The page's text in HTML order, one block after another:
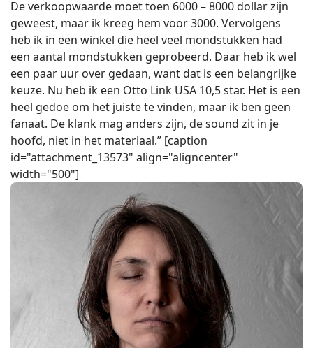
De verkoopwaarde moet toen 6000 – 8000 dollar zijn
geweest, maar ik kreeg hem voor 3000. Vervolgens
heb ik in een winkel die heel veel mondstukken had
een aantal mondstukken geprobeerd. Daar heb ik wel
een paar uur over gedaan, want dat is een belangrijke
keuze. Nu heb ik een Otto Link USA 10,5 star. Het is een
heel gedoe om het juiste te vinden, maar ik ben geen
fanaat. De klank mag anders zijn, de sound zit in je
hoofd, niet in het materiaal.” [caption
id="attachment_13573" align="aligncenter"
width="500"]